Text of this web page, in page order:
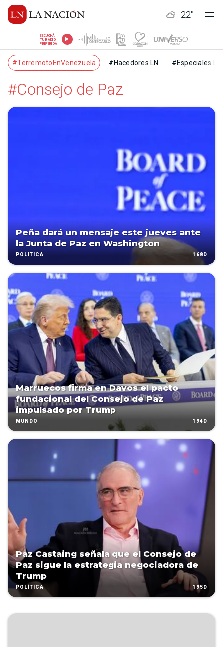
22°
ESCUCHÁ
TU RADIO
PREFERIDA
#TerremotoEnVenezuela #Hacedores LN #Especiales LN
#Consejo de Paz
Peña dará un mensaje este jueves ante
la Junta de Paz en Washington
POLÍTICA 168D
Marruecos firma en Davos el pacto
fundacional del Consejo de Paz
impulsado por Trump
MUNDO 194D
Paz Castaing señala que el Consejo de
Paz sigue la estrategia negociadora de
Trump
POLÍTICA 195D